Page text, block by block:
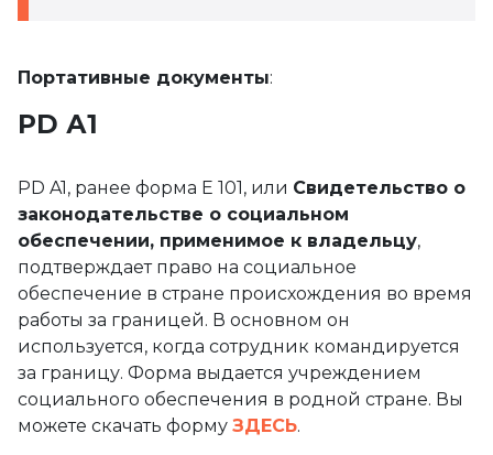
Портативные документы:
PD А1
PD A1, ранее форма E 101, или Свидетельство о
законодательстве о социальном
обеспечении, применимое к владельцу,
подтверждает право на социальное
обеспечение в стране происхождения во время
работы за границей. В основном он
используется, когда сотрудник командируется
за границу. Форма выдается учреждением
социального обеспечения в родной стране. Вы
можете скачать форму ЗДЕСЬ.